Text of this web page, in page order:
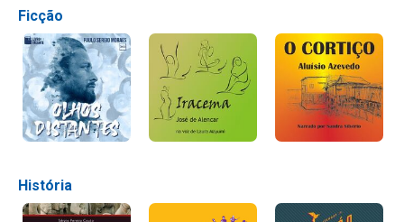
Ficção
História